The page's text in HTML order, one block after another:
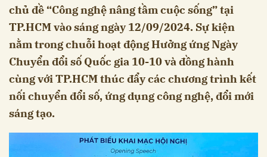
chủ đề “Công nghệ nâng tầm cuộc sống” tại
TP.HCM vào sáng ngày 12/09/2024. Sự kiện
nằm trong chuỗi hoạt động Hưởng ứng Ngày
Chuyển đổi số Quốc gia 10-10 và đồng hành
cùng với TP.HCM thúc đẩy các chương trình kết
nối chuyển đổi số, ứng dụng công nghệ, đổi mới
sáng tạo.